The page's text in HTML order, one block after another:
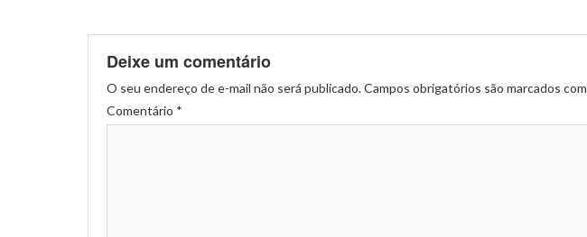
Deixe um comentário
O seu endereço de e-mail não será publicado.Campos obrigatórios são marcados com
Comentário *